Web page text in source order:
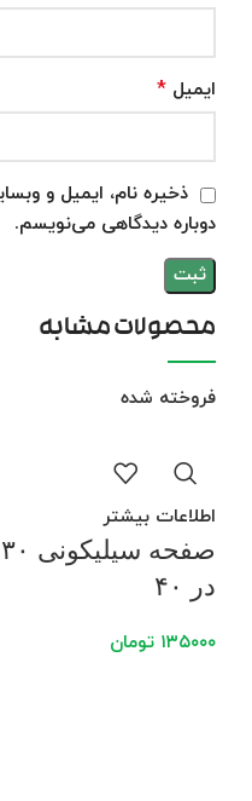
ایمیل *
ذخیره نام، ایمیل و
دوباره دیدگاهی می‌نویسم.
محصولات مشابه
فروخته شده
اطلاعات بیشتر
صفحه سیلیکونی ۳۰
در ۴۰
۱۳۵۰۰۰ تومان